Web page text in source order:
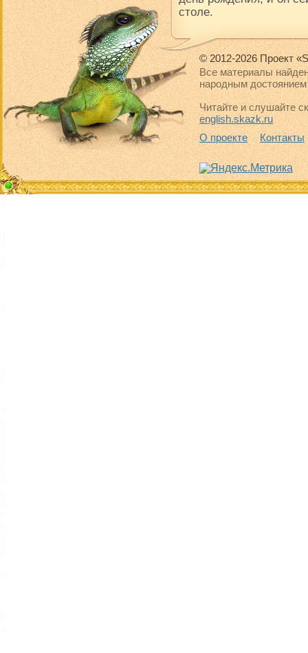
столе.
© 2012-2026 Проект
Все материалы
народным достоянием
Читайте и слушайте
english.skazk.ru
О проекте
Контакты